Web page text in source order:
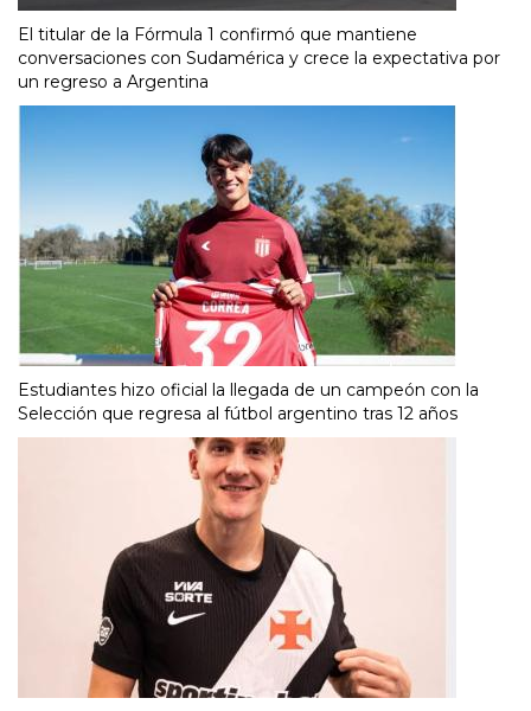
El titular de la Fórmula 1 confirmó que mantiene
conversaciones con Sudamérica y crece la expectativa por
un regreso a Argentina
Estudiantes hizo oficial la llegada de un campeón con la
Selección que regresa al fútbol argentino tras 12 años